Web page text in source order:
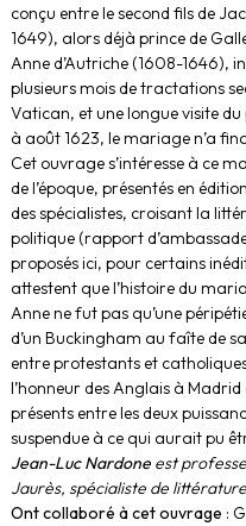
conçu entre le second fils de
1649), alors déjà prince de
Anne d’Autriche (1608-1646),
plusieurs mois de tractations
Vatican, et une longue visite
à août 1623, le mariage n’a
Cet ouvrage s’intéresse à ce
de l’époque, présentés en
des spécialistes, croisant la
politique (rapport
proposés ici, pour certains
attestent que l’histoire du
Anne ne fut pas qu’une
d’un Buckingham au faîte de
entre protestants et
l’honneur des Anglais à
présents entre les deux
suspendue à ce qui aurait pu
Jean-Luc Nardoneest
Jaurès, spécialiste de
Ont collaboré à cet ouvrage :